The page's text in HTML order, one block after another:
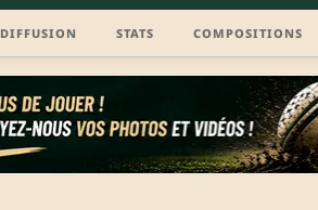
DIFFUSION STATS COMPOSITIONS